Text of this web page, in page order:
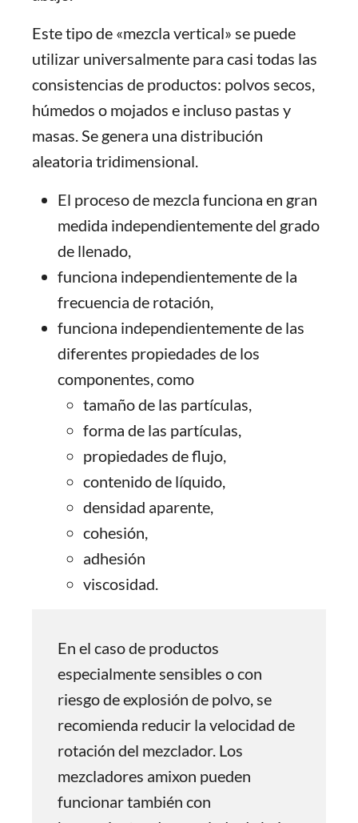
Este tipo de «mezcla vertical» se puede
utilizar universalmente para casi todas las
consistencias de productos: polvos secos,
húmedos o mojados e incluso pastas y
masas. Se genera una distribución
aleatoria tridimensional.
El proceso de mezcla funciona en gran
medida independientemente del grado
de llenado,
funciona independientemente de la
frecuencia de rotación,
funciona independientemente de las
diferentes propiedades de los
componentes, como
tamaño de las partículas,
forma de las partículas,
propiedades de flujo,
contenido de líquido,
densidad aparente,
cohesión,
adhesión
viscosidad.
En el caso de productos
especialmente sensibles o con
riesgo de explosión de polvo, se
recomienda reducir la velocidad de
rotación del mezclador. Los
mezcladores amixon pueden
funcionar también con